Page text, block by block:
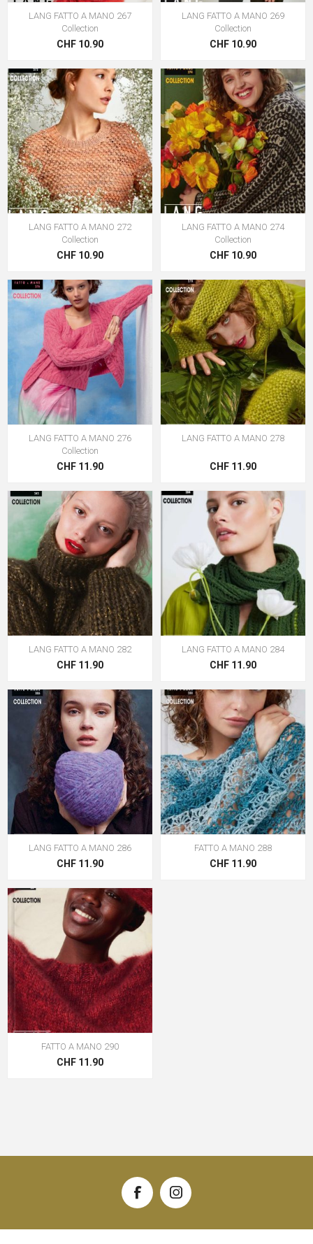
LANG FATTO A MANO 267
Collection
CHF 10.90
LANG FATTO A MANO 269
Collection
CHF 10.90
LANG FATTO A MANO 272
Collection
CHF 10.90
LANG FATTO A MANO 274
Collection
CHF 10.90
LANG FATTO A MANO 276
Collection
CHF 11.90
LANG FATTO A MANO 278
CHF 11.90
LANG FATTO A MANO 282
CHF 11.90
LANG FATTO A MANO 284
CHF 11.90
LANG FATTO A MANO 286
CHF 11.90
FATTO A MANO 288
CHF 11.90
FATTO A MANO 290
CHF 11.90